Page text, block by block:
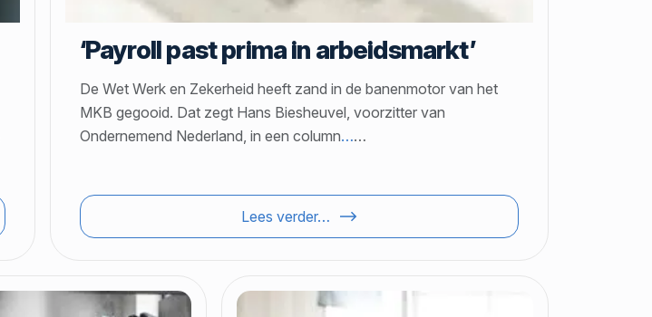
‘Payroll past prima in arbeidsmarkt’
De Wet Werk en Zekerheid heeft zand in de banenmotor van het
MKB gegooid. Dat zegt Hans Biesheuvel, voorzitter van
Ondernemend Nederland, in een column……
Lees verder…